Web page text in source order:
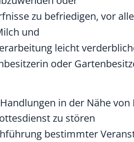
zu befriedigen, vor
und
leicht
oder
in der Nähe
zu stören
bestimmter